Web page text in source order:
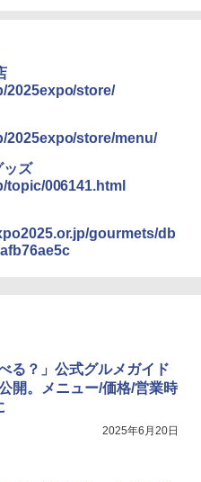
2025expo/store/
2025expo/store/menu/
ッズ
006141.html
gourmets/db
る？」公式グルメガイド
開。メニュー/価格/営業時
2025年6月20日